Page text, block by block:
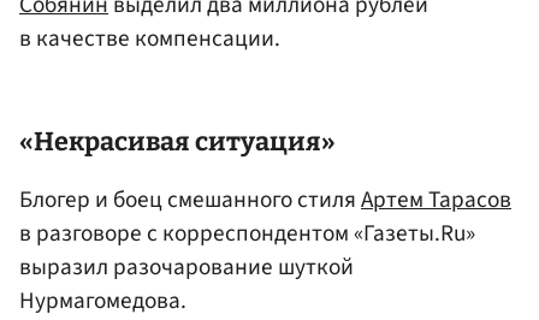
в качестве компенсации.
«Некрасивая ситуация»
Блогер и боец смешанного стиляАртем Тарасов
в разговоре с корреспондентом «Газеты.Ru»
выразил разочарование шуткой
Нурмагомедова.